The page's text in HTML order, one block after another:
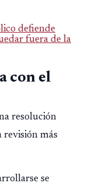
defiende
fuera de la
con el
resolución
revisión más
se